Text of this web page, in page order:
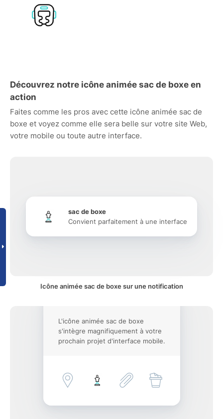
Découvrez notre icône animée sac de boxe en
action
Faites comme les pros avec cette icône animée sac de
boxe et voyez comme elle sera belle sur votre site Web,
votre mobile ou toute autre interface.
sac de boxe
Convient parfaitement à une interface
Icône animée sac de boxe sur une notification
L'icône animée sac de boxe
s'intègre magnifiquement à votre
prochain projet d'interface mobile.